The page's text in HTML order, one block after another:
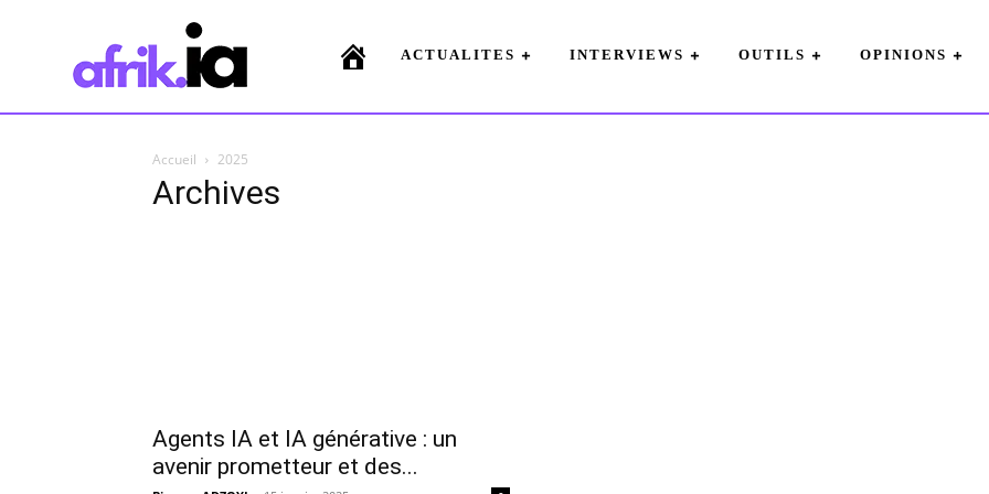
ACTUALITES INTERVIEWS OUTILS OPINIONS
Accueil 2025
Archives
Agents IA et IA générative : un
avenir prometteur et des...